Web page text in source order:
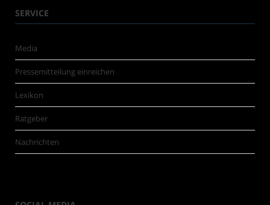
SERVICE
Media
Pressemitteilung einreichen
Lexikon
Ratgeber
Nachrichten